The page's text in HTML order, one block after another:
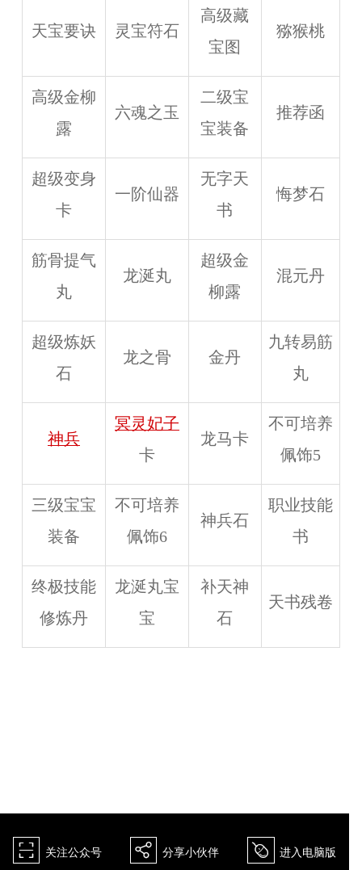
天宝要诀 灵宝符石
高级藏
宝图
猕猴桃
高级金柳
露
六魂之玉
二级宝
宝装备
推荐函
超级变身
卡
一阶仙器
无字天
书
悔梦石
筋骨提气
丸
龙涎丸
超级金
柳露
混元丹
超级炼妖
石
龙之骨 金丹
九转易筋
丸
神兵
冥灵妃子
卡
龙马卡
不可培养
佩饰5
三级宝宝
装备
不可培养
佩饰6
神兵石
职业技能
书
终极技能
修炼丹
龙涎丸宝
宝
补天神
石
天书残卷
򰀁 关注公众号 򰀂 分享小伙伴 򰀄 进入电脑版